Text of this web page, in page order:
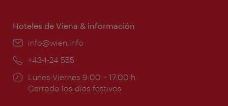
Hoteles de Viena & información
e-
info@wien.info
Teléfono:
+43-1-24 555
Horarios
de
Lunes-Viernes 9:00 – 17:00 h
Cerrado los días festivos